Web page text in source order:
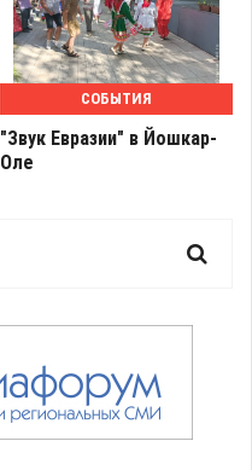
СОБЫТИЯ
"Звук Евразии" в Йошкар-
Оле